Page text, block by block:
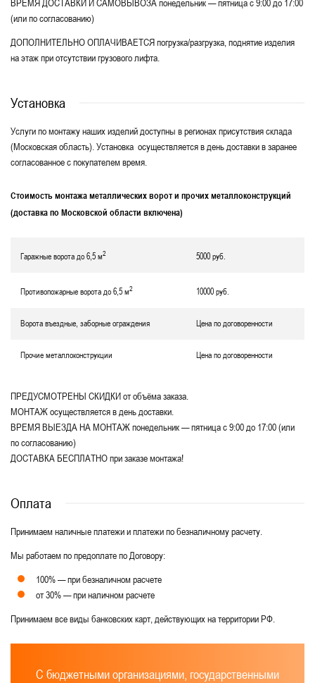
ВРЕМЯ ДОСТАВКИ И САМОВЫВОЗА понедельник — пятница с 9:00 до 17:00
(или по согласованию)
ДОПОЛНИТЕЛЬНО ОПЛАЧИВАЕТСЯ погрузка/разгрузка, поднятие изделия
на этаж при отсутствии грузового лифта.
Установка
Услуги по монтажу наших изделий доступны в регионах присутствия склада
(Московская область). Установка осуществляется в день доставки в заранее
согласованное с покупателем время.
Стоимость монтажа металлических ворот и прочих металлоконструкций
(доставка по Московской области включена)
Гаражные ворота до 6,5 м2 5000 руб.
Противопожарные ворота до 6,5 м2 10000 руб.
Ворота въездные, заборные ограждения Цена по договоренности
Прочие металлоконструкции Цена по договоренности
ПРЕДУСМОТРЕНЫ СКИДКИ от объёма заказа.
МОНТАЖ осуществляется в день доставки.
ВРЕМЯ ВЫЕЗДА НА МОНТАЖ понедельник — пятница с 9:00 до 17:00 (или
по согласованию)
ДОСТАВКА БЕСПЛАТНО при заказе монтажа!
Оплата
Принимаем наличные платежи и платежи по безналичному расчету.
Мы работаем по предоплате по Договору:
100% — при безналичном расчете
от 30% — при наличном расчете
Принимаем все виды банковских карт, действующих на территории РФ.
С бюджетными организациями, государственными